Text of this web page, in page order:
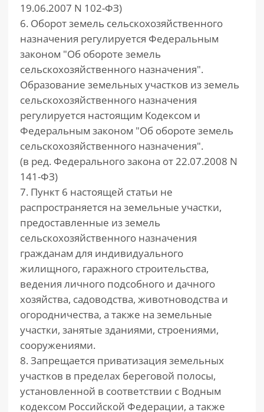
19.06.2007 N 102-ФЗ)
6. Оборот земель сельскохозяйственного
назначения регулируется Федеральным
законом "Об обороте земель
сельскохозяйственного назначения".
Образование земельных участков из земель
сельскохозяйственного назначения
регулируется настоящим Кодексом и
Федеральным законом "Об обороте земель
сельскохозяйственного назначения".
(в ред. Федерального закона от 22.07.2008 N
141-ФЗ)
7. Пункт 6 настоящей статьи не
распространяется на земельные участки,
предоставленные из земель
сельскохозяйственного назначения
гражданам для индивидуального
жилищного, гаражного строительства,
ведения личного подсобного и дачного
хозяйства, садоводства, животноводства и
огородничества, а также на земельные
участки, занятые зданиями, строениями,
сооружениями.
8. Запрещается приватизация земельных
участков в пределах береговой полосы,
установленной в соответствии с Водным
кодексом Российской Федерации, а также